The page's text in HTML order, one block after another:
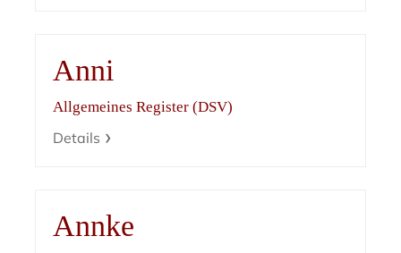
Anni
Allgemeines Register (DSV)
Details
Annke